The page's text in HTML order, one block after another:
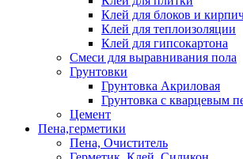
Клей для блоков и
Клей для теплоизоляции
Клей для гипсокартона
Смеси для выравнивания пола
Грунтовки
Грунтовка Акриловая
Грунтовка с кварцевым
Цемент
Пена,герметики
Пена, Очиститель